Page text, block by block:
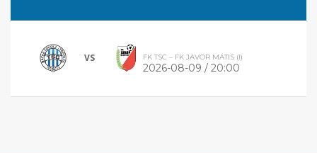
VS FK TSC – FK JAVOR MATIS (I)
2026-08-09 / 20:00